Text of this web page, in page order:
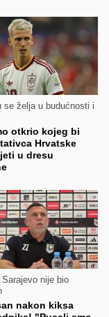
se želja u budućnosti i
otkrio kojeg bi
Hrvatske
u dresu
nije bio
nakon kiksa